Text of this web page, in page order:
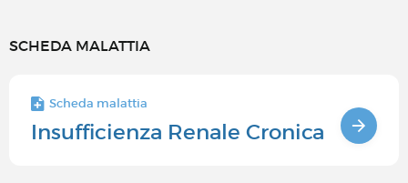
SCHEDA MALATTIA
Scheda malattia
Insufficienza Renale Cronica